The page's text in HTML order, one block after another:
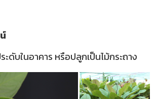
บในอาคาร หรือปลูกเป็นไม้กระถาง